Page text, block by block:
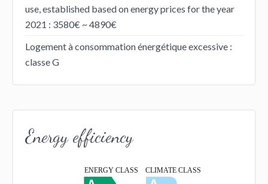
use, established based on energy prices for the year
2021 : 3580€ ~ 4890€
Logement à consommation énergétique excessive :
classe G
Energy efficiency